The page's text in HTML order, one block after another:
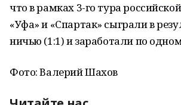
что в рамках 3-го тура
«Уфа» и «Спартак» сыграли в
ничью (1:1) и заработали по
Фото: Валерий Шахов